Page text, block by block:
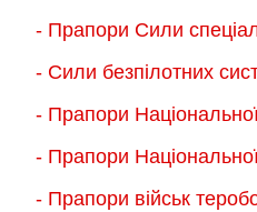
- Прапори Сили
- Сили безпілотних
- Прапори
- Прапори
- Прапори військ